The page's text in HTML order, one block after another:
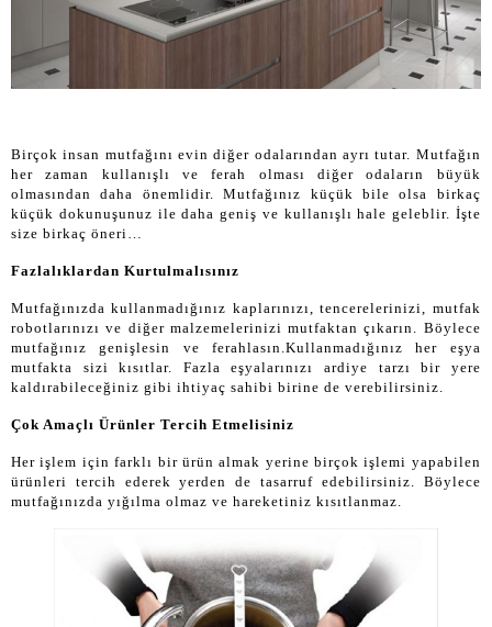
Birçok insan mutfağını evin diğer odalarından ayrı tutar. Mutfağın
her zaman kullanışlı ve ferah olması diğer odaların büyük
olmasından daha önemlidir. Mutfağınız küçük bile olsa birkaç
küçük dokunuşunuz ile daha geniş ve kullanışlı hale geleblir. İşte
size birkaç öneri…
Fazlalıklardan Kurtulmalısınız
Mutfağınızda kullanmadığınız kaplarınızı, tencerelerinizi, mutfak
robotlarınızı ve diğer malzemelerinizi mutfaktan çıkarın. Böylece
mutfağınız genişlesin ve ferahlasın.Kullanmadığınız her eşya
mutfakta sizi kısıtlar. Fazla eşyalarınızı ardiye tarzı bir yere
kaldırabileceğiniz gibi ihtiyaç sahibi birine de verebilirsiniz.
Çok Amaçlı Ürünler Tercih Etmelisiniz
Her işlem için farklı bir ürün almak yerine birçok işlemi yapabilen
ürünleri tercih ederek yerden de tasarruf edebilirsiniz. Böylece
mutfağınızda yığılma olmaz ve hareketiniz kısıtlanmaz.